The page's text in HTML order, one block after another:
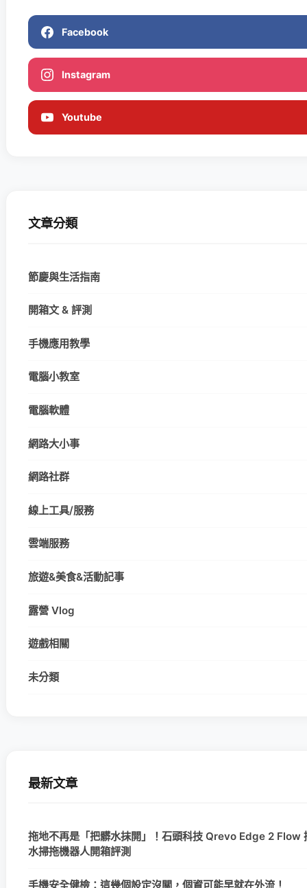
Facebook
Instagram
Youtube
文章分類
節慶與生活指南
開箱文 & 評測
手機應用教學
電腦小教室
電腦軟體
網路大小事
網路社群
線上工具/服務
雲端服務
旅遊&美食&活動記事
露營 Vlog
遊戲相關
未分類
最新文章
拖地不再是「把髒水抹開」！石頭科技 Qrevo Edge 2 Flow
水掃拖機器人開箱評測
手機安全健檢：這幾個設定沒關，個資可能早就在外流！